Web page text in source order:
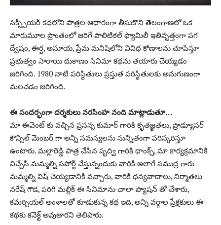
సెక్స్పియర్ కథలోని పాత్రల ఆధారంగా తీసుకొని తెలంగాణలో ఒక
మారుమూల ప్రాంతంలో జరిగే పొలిటికల్ ఫ్యామిలీ ఇతివృత్తంగా పగ
ద్వేషం, ఈర్ష, అసూయ, ప్రేమ మనిషిలోని వివిధ కోణాలను చూపిస్తూ
ప్రభుత్వం సారాయి దుకాణం సినిమా కథను తయారు చెయ్యడం
జరిగింది. 1980 నాటి పరిస్థితులు ప్రస్తుత పరిస్థితులకు అనుగుణంగా
మలచడం జరిగింది.
ఈ సందర్భంగా దర్శకులు నరసింహ నంది మాట్లాడుతూ…
మా ఈవెంట్ కు వచ్చిన ప్రసన్న కుమార్ గారికి కృతజ్ఞతలు, ప్రొడ్యూసర్
కౌన్సిల్ మెంబర్ గా అన్ని సమస్యలను సున్నితంగా పరిస్కరిస్తూ
ఉంటారు. మల్లారెడ్డి పాత్ర చేసిన పృద్వి గారికి థాంక్స్, మా కార్యక్రమానికి
విచ్చేసి మమ్మల్ని సపోర్ట్ చేస్తున్నందుకు వారికి అలాగే సముద్ర గారు
మమ్మల్ని విష్ చెయ్యడానికి వచ్చారు, వారికి ధన్యవాదాలు, నిర్మాతలు
నరేష్ గౌడ, పరిగి మల్లిక్ ఈ సినిమాను చాలా ప్యాషన్ తో చేశారు,
కమర్సియల్ అంశాలతో కూడుకున్న కథ ఇది, అన్ని వర్గాల ప్రేక్షకులు ఈ
కథకు కనెక్ట్ అవుతారని తెలిపారు.